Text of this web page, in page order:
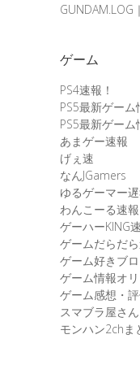
ゲーム
PS4速報！
PS5最新ゲー
PS5最新ゲー
あまゲー速報
げぇ速
なんJGamers
ゆるゲーマー
わんこーる速報
ゲーハーKING
ゲームだらだ
ゲーム好きブ
ゲーム情報オ
ゲーム感想・
スマブラ屋さん
モンハン2chま